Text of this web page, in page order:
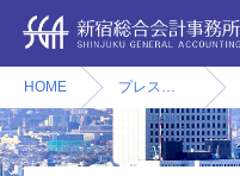
HOME プレスリリース